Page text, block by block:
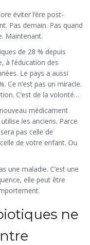
éviter l’ère post-
Pas demain. Pas quand
Maintenant.
de 28 % depuis
à l’éducation des
Le pays a aussi
Ce n’est pas un miracle.
C’est de la volonté
médicament
les anciens. Parce
pas celle de
de votre enfant. Ou
une maladie. C’est une
elle peut être
ne